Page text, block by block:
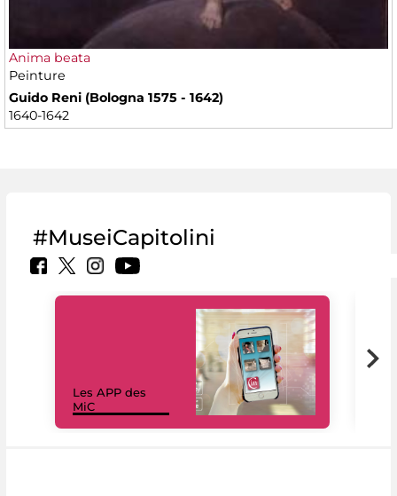
Anima beata
Peinture
Guido Reni (Bologna 1575 - 1642)
1640-1642
#MuseiCapitolini
Les APP des
MiC